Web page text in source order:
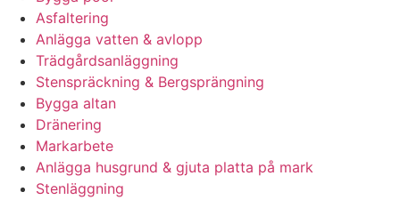
Asfaltering
Anlägga vatten & avlopp
Trädgårdsanläggning
Stenspräckning & Bergsprängning
Bygga altan
Dränering
Markarbete
Anlägga husgrund & gjuta platta på mark
Stenläggning